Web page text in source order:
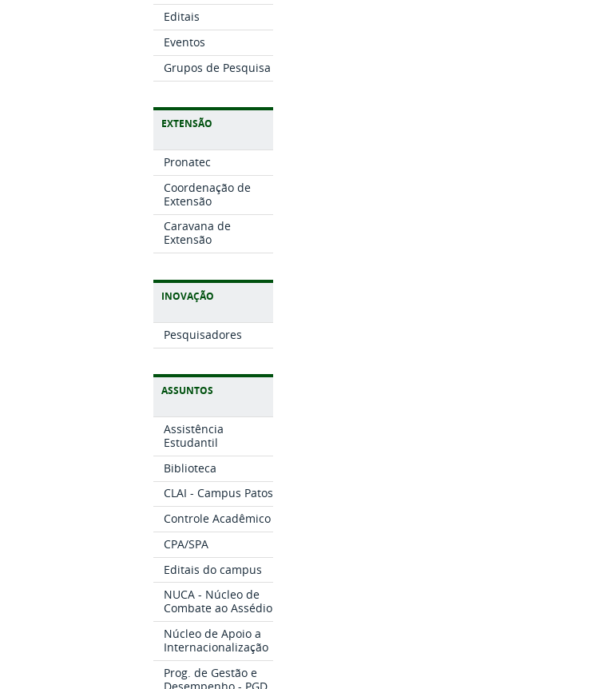
Editais
Eventos
Grupos de Pesquisa
EXTENSÃO
Pronatec
Coordenação de
Extensão
Caravana de
Extensão
INOVAÇÃO
Pesquisadores
ASSUNTOS
Assistência
Estudantil
Biblioteca
CLAI - Campus Patos
Controle Acadêmico
CPA/SPA
Editais do campus
NUCA - Núcleo de
Combate ao Assédio
Núcleo de Apoio a
Internacionalização
Prog. de Gestão e
Desempenho - PGD